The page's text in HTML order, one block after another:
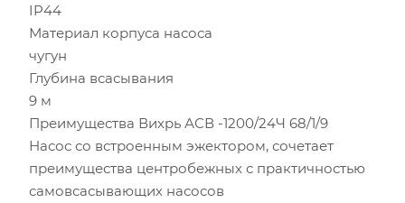
IP44
Материал корпуса насоса
чугун
Глубина всасывания
9 м
Преимущества Вихрь АСВ -1200/24Ч 68/1/9
Насос со встроенным эжектором, сочетает
преимущества центробежных с практичностью
самовсасывающих насосов